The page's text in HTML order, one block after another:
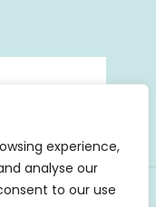
experience,
analyse our
to our use